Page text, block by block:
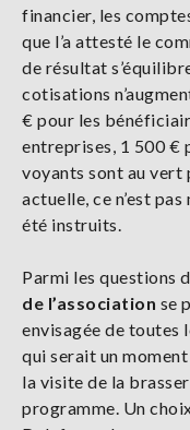
financier, les
que l’a attesté le
de résultat
cotisations
€ pour les
entreprises, 1 500 €
voyants sont au vert
actuelle, ce n’est pas
été instruits.
Parmi les questions
de l’association se
envisagée de toutes
qui serait un
la visite de la
programme. Un